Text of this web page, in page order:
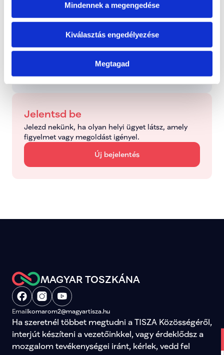
Mindennek a megengedése
Kiválasztás engedélyezése
Megtagad
Folyamatban
Dolgozunk a probléma megoldásán
Típus: Mentorálva
Jelentsd be
Jelezd nekünk, ha olyan helyi ügyet látsz, amely
figyelmet vagy megoldást igényel.
Új bejelentés
MAGYAR TOSZKÁNA
Emailkomarom2@magyartisza.hu
Ha szeretnél többet megtudni a TISZA Közösségéről,
interjút készíteni a vezetőinkkel, vagy érdeklődsz a
mozgalom tevékenységei iránt, kérlek, vedd fel